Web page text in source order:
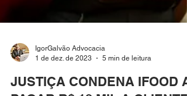
1 de dez. de 2023
5 min de leitura